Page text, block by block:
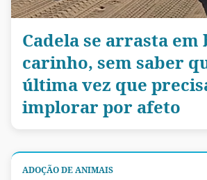
Cadela se arrasta em
carinho, sem saber
última vez que
implorar por afeto
ADOÇÃO DE ANIMAIS